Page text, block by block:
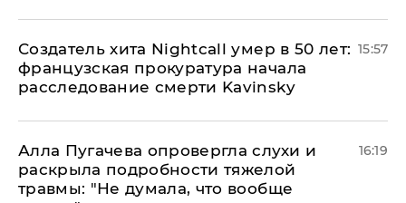
Создатель хита Nightcall умер в 50 лет:
французская прокуратура начала
расследование смерти Kavinsky
15:57
Алла Пугачева опровергла слухи и
раскрыла подробности тяжелой
травмы: "Не думала, что вообще
16:19